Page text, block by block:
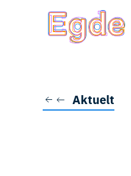
Skip to main content
Aktuelt